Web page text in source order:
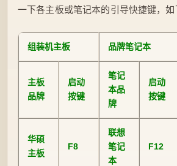
一下各主板或笔记本的引导快捷键，如
组装机主板 品牌笔记本
主板
品牌
启动
按键
笔记
本品
牌
启动
按键
华硕
主板
F8
联想
笔记
本
F12